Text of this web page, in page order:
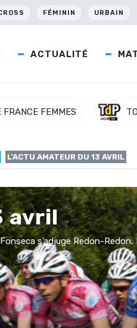
FÉMININ URBAIN
ACTUALITÉ
FRANCE FEMMES
L’ACTU AMATEUR DU 13 AVRIL
avril
s’adjuge Redon-